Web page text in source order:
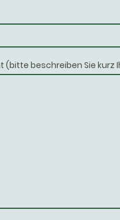
(bitte beschreiben Sie kurz